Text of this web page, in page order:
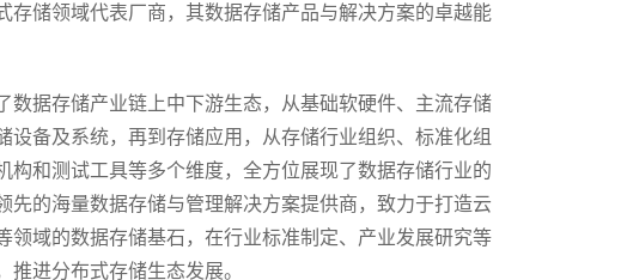
存储领域代表厂商，其数据存储产品与解决方案的卓越能
数据存储产业链上中下游生态，从基础软硬件、主流存储
设备及系统，再到存储应用，从存储行业组织、标准化组
构和测试工具等多个维度，全方位展现了数据存储行业的
先的海量数据存储与管理解决方案提供商，致力于打造云
领域的数据存储基石，在行业标准制定、产业发展研究等
推进分布式存储生态发展。